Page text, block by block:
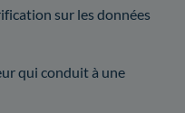
sur les données
qui conduit à une